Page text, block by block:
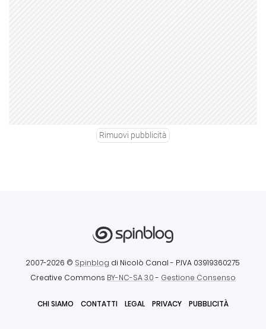
Rimuovi pubblicità
2007-2026 © Spinblog di Nicolò Canal - P.IVA 03919360275
Creative Commons BY-NC-SA 3.0- Gestione Consenso
CHI SIAMO CONTATTI LEGAL PRIVACY PUBBLICITÀ